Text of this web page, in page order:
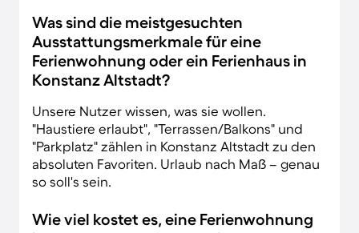
Was sind die meistgesuchten
Ausstattungsmerkmale für eine
Ferienwohnung oder ein Ferienhaus in
Konstanz Altstadt?
Unsere Nutzer wissen, was sie wollen.
"Haustiere erlaubt", "Terrassen/Balkons" und
"Parkplatz" zählen in Konstanz Altstadt zu den
absoluten Favoriten. Urlaub nach Maß – genau
so soll's sein.
Wie viel kostet es, eine Ferienwohnung